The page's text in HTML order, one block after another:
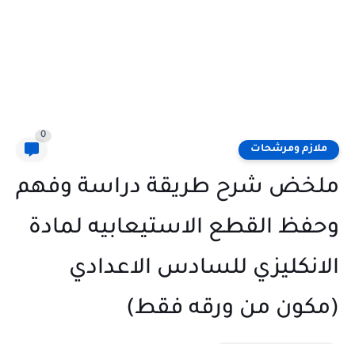
ملازم ومرشحات
0
ملخض شرح طريقة دراسة وفهم
وحفظ القطع الاستيعابيه لمادة
الانكليزي للسادس الاعدادي
(مكون من ورقه فقط)